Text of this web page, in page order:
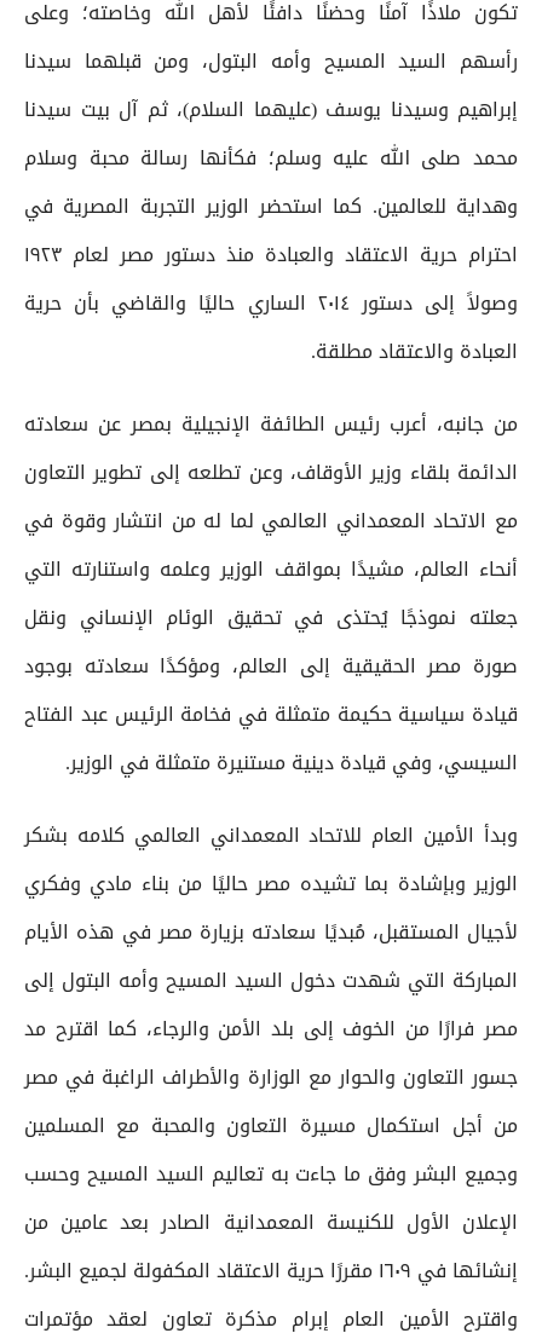
تكون ملاذًا آمنًا وحضنًا دافئًا لأهل الله وخاصته؛ وعلى
رأسهم السيد المسيح وأمه البتول، ومن قبلهما سيدنا
إبراهيم وسيدنا يوسف (عليهما السلام)، ثم آل بيت سيدنا
محمد صلى الله عليه وسلم؛ فكأنها رسالة محبة وسلام
وهداية للعالمين. كما استحضر الوزير التجربة المصرية في
احترام حرية الاعتقاد والعبادة منذ دستور مصر لعام ١٩٢٣
وصولاً إلى دستور ٢٠١٤ الساري حاليًا والقاضي بأن حرية
العبادة والاعتقاد مطلقة.
من جانبه، أعرب رئيس الطائفة الإنجيلية بمصر عن سعادته
الدائمة بلقاء وزير الأوقاف، وعن تطلعه إلى تطوير التعاون
مع الاتحاد المعمداني العالمي لما له من انتشار وقوة في
أنحاء العالم، مشيدًا بمواقف الوزير وعلمه واستنارته التي
جعلته نموذجًا يُحتذى في تحقيق الوئام الإنساني ونقل
صورة مصر الحقيقية إلى العالم، ومؤكدًا سعادته بوجود
قيادة سياسية حكيمة متمثلة في فخامة الرئيس عبد الفتاح
السيسي، وفي قيادة دينية مستنيرة متمثلة في الوزير.
وبدأ الأمين العام للاتحاد المعمداني العالمي كلامه بشكر
الوزير وبإشادة بما تشيده مصر حاليًا من بناء مادي وفكري
لأجيال المستقبل، مُبديًا سعادته بزيارة مصر في هذه الأيام
المباركة التي شهدت دخول السيد المسيح وأمه البتول إلى
مصر فرارًا من الخوف إلى بلد الأمن والرجاء، كما اقترح مد
جسور التعاون والحوار مع الوزارة والأطراف الراغبة في مصر
من أجل استكمال مسيرة التعاون والمحبة مع المسلمين
وجميع البشر وفق ما جاءت به تعاليم السيد المسيح وحسب
الإعلان الأول للكنيسة المعمدانية الصادر بعد عامين من
إنشائها في ١٦٠٩ مقررًا حرية الاعتقاد المكفولة لجميع البشر.
واقترح الأمين العام إبرام مذكرة تعاون لعقد مؤتمرات